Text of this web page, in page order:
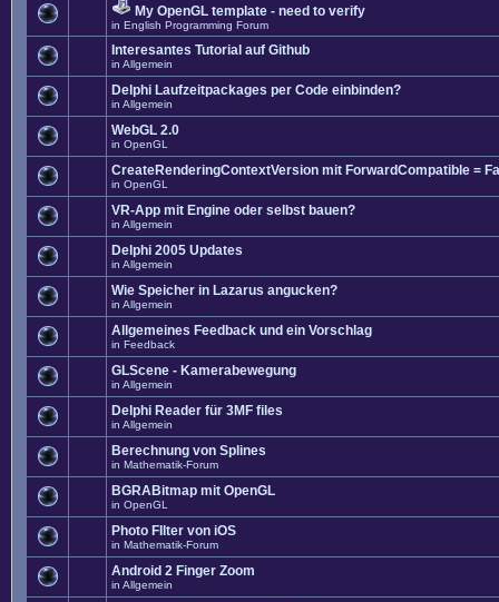
My OpenGL template - need to verify
in English Programming Forum
Interesantes Tutorial auf Github
in Allgemein
Delphi Laufzeitpackages per Code einbinden?
in Allgemein
WebGL 2.0
in OpenGL
CreateRenderingContextVersion mit ForwardCompatible =
in OpenGL
VR-App mit Engine oder selbst bauen?
in Allgemein
Delphi 2005 Updates
in Allgemein
Wie Speicher in Lazarus angucken?
in Allgemein
Allgemeines Feedback und ein Vorschlag
in Feedback
GLScene - Kamerabewegung
in Allgemein
Delphi Reader für 3MF files
in Allgemein
Berechnung von Splines
in Mathematik-Forum
BGRABitmap mit OpenGL
in OpenGL
Photo FIlter von iOS
in Mathematik-Forum
Android 2 Finger Zoom
in Allgemein